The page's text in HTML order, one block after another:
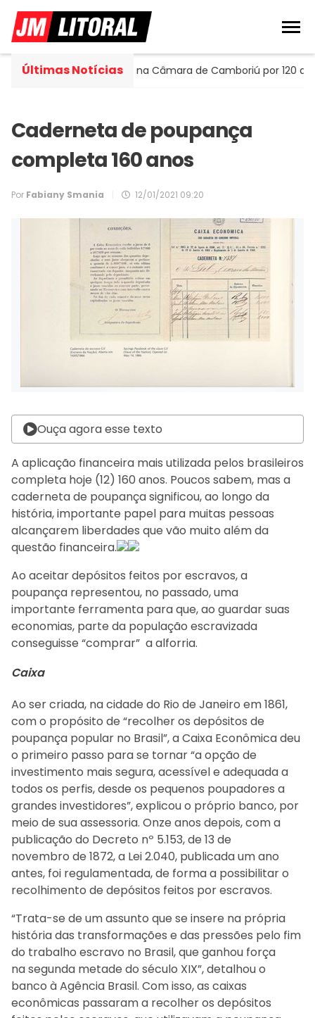
Últimas Notícias
assume cadeira na Câmara de Camboriú por 120 dias
Caderneta de poupança
completa 160 anos
Por Fabiany Smania 12/01/2021 09:20
Ouça agora esse texto
A aplicação financeira mais utilizada pelos brasileiros
completa hoje (12) 160 anos. Poucos sabem, mas a
caderneta de poupança significou, ao longo da
história, importante papel para muitas pessoas
alcançarem liberdades que vão muito além da
questão financeira.
Ao aceitar depósitos feitos por escravos, a
poupança representou, no passado, uma
importante ferramenta para que, ao guardar suas
economias, parte da população escravizada
conseguisse “comprar” a alforria.
Caixa
Ao ser criada, na cidade do Rio de Janeiro em 1861,
com o propósito de “recolher os depósitos de
poupança popular no Brasil”, a Caixa Econômica deu
o primeiro passo para se tornar “a opção de
investimento mais segura, acessível e adequada a
todos os perfis, desde os pequenos poupadores a
grandes investidores”, explicou o próprio banco, por
meio de sua assessoria. Onze anos depois, com a
publicação do Decreto nº 5.153, de 13 de
novembro de 1872, a Lei 2.040, publicada um ano
antes, foi regulamentada, de forma a possibilitar o
recolhimento de depósitos feitos por escravos.
“Trata-se de um assunto que se insere na própria
história das transformações e das pressões pelo fim
do trabalho escravo no Brasil, que ganhou força
na segunda metade do século XIX”, detalhou o
banco à Agência Brasil. Com isso, as caixas
econômicas passaram a recolher os depósitos